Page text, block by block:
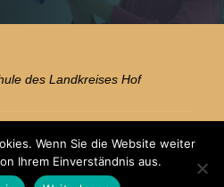
des Landkreises Hof
Bravada &WordPress.
Wenn Sie die Website weiter
Ihrem Einverständnis aus.